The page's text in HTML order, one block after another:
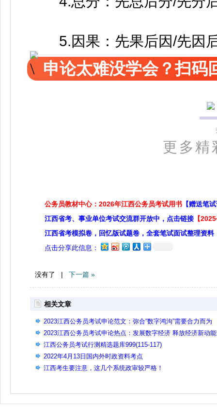
5.因果：先果后因/先因
申论太难没学会？扫码
更多精
公务员教材中心：2026年江西公务员考试用书 【赠送笔
江西省考、事业单位考试交流群开放中，点击链接 【
江西省考模拟卷，回忆版试题卷，全套笔试面试整理资料
点击分享此信息：
没有了 | 下一篇 »
相关文章
2023江西公务员考试申论范文：弥合“数字鸿沟”需要合力而为
2023江西公务员考试申论热点：发展数字经济 释放经济新动能
江西公务员考试行测精选题库999(115-117)
2022年4月13日国内外时政资料考点
江西考生要注意，这几个系统政审较严格！